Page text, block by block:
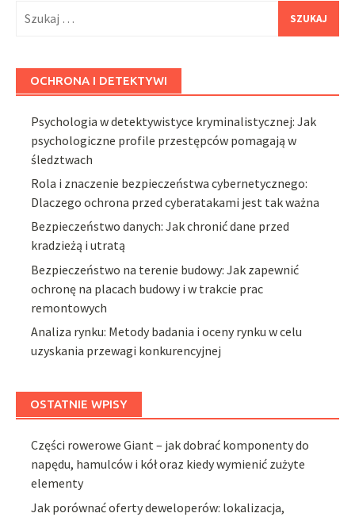
OCHRONA I DETEKTYWI
Psychologia w detektywistyce kryminalistycznej: Jak
psychologiczne profile przestępców pomagają w
śledztwach
Rola i znaczenie bezpieczeństwa cybernetycznego:
Dlaczego ochrona przed cyberatakami jest tak ważna
Bezpieczeństwo danych: Jak chronić dane przed
kradzieżą i utratą
Bezpieczeństwo na terenie budowy: Jak zapewnić
ochronę na placach budowy i w trakcie prac
remontowych
Analiza rynku: Metody badania i oceny rynku w celu
uzyskania przewagi konkurencyjnej
OSTATNIE WPISY
Części rowerowe Giant – jak dobrać komponenty do
napędu, hamulców i kół oraz kiedy wymienić zużyte
elementy
Jak porównać oferty deweloperów: lokalizacja,